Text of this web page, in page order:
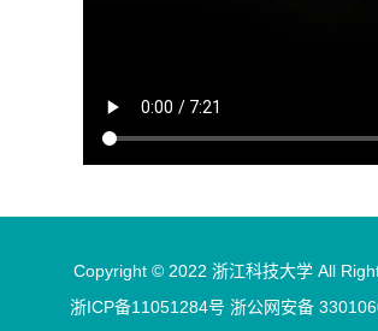
Copyright © 2022 浙江科技大学 All
浙ICP备11051284号 浙公网安备